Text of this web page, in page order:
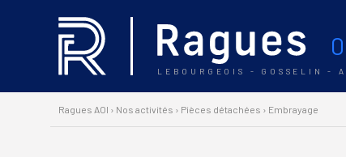
LEBOURGEOIS - GOSSELIN -
Ragues AOI › Nos activités › Pièces détachées › Embrayage